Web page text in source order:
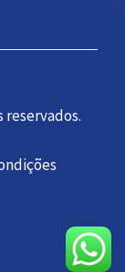
reservados.